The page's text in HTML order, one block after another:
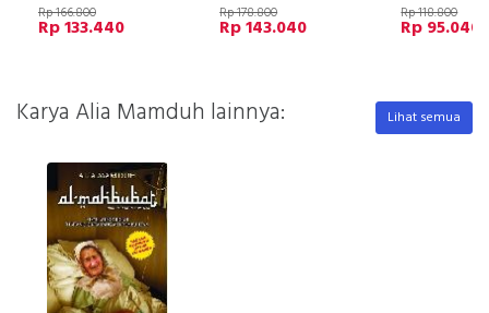
Rp 166.800
Rp 133.440
Rp 178.800
Rp 143.040
Rp 118.800
Rp 95.040
Karya Alia Mamduh lainnya: Lihat semua